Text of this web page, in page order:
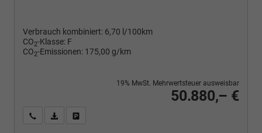
Verbrauch kombiniert: 6,70 l/100km
CO2-Klasse: F
CO2-Emissionen: 175,00 g/km
50.880,– €
19% MwSt. Mehrwertsteuer ausweisbar
Wir rufen Sie anPDF-Fahrzeugexposé drucken